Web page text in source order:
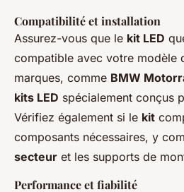
Compatibilité et installation
Assurez-vous que le kit LED
compatible avec votre modèle
marques, comme BMW
kits LED spécialement conçus
Vérifiez également si le kit
composants nécessaires, y
secteur et les supports de
Performance et fiabilité